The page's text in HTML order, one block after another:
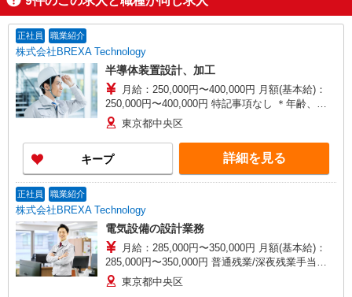
正社員 職業紹介
株式会社BREXA Technology
半導体装置設計、加工
月給：250,000円〜400,000円 月額(基本給)：
250,000円〜400,000円 特記事項なし ＊年齢、経
験、能力など考慮の上決定します。 昇給：年1回
（4月） 賞与 年2回（7月、12月） 手当：時間外手
当(全額支給)、家族、住宅、引越費用負担、資格取
得祝金、帰省旅費、出張、赴任など モデル年収：
700万円／37歳、650万円／31歳、490万円／28
基本給） 【試用期間】 あり 【試用期間詳細】 試
用期間（3ヶ月）試用期間中、条件に変更なし
東京都中央区
キープ 詳細を見る
正社員 職業紹介
株式会社BREXA Technology
電気設備の設計業務
月給：285,000円〜350,000円 月額(基本給)：
285,000円〜350,000円 普通残業/深夜残業手当：1
分単位で支給 賞与：年2回（7月・12月） 昇給：
年1回（4月） ※スキル経験年数を考慮し話し合い
東京都中央区